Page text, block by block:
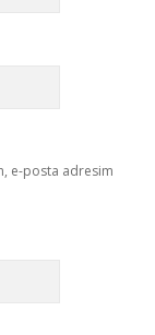
e-posta adresim